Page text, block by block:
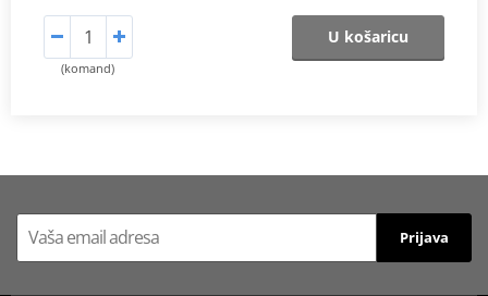
(komand)
U košaricu
Prijava